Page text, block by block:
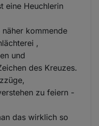
eine Heuchlerin
kommende
,
und
des Kreuzes.
zu feiern -
das wirklich so